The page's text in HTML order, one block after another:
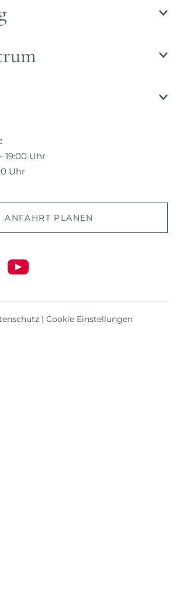
19:00 Uhr
Uhr
ANFAHRT PLANEN
| Cookie Einstellungen